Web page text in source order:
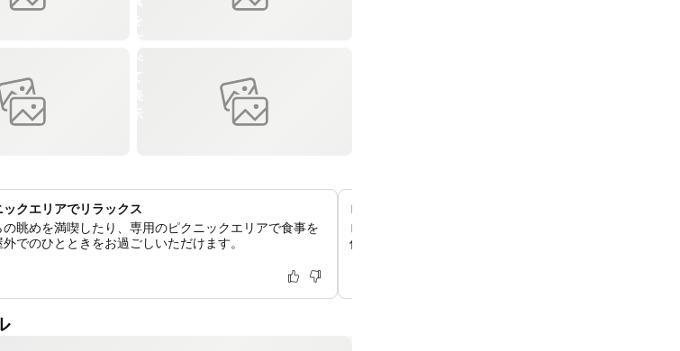
クエリアでリラックス
眺めを満喫したり、専用のピクニックエリアで食事を
でのひとときをお過ごしいただけます。
ロビーの暖炉で心地よい夜を
ロビーにございます暖炉は、肌寒い季節に温かく居心地
作り出し、ゆったりとおくつろぎいただけます。